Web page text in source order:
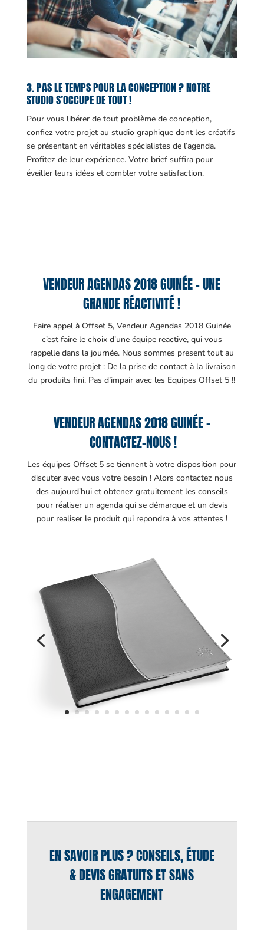
3. PAS LE TEMPS POUR LA CONCEPTION ? NOTRE
STUDIO S’OCCUPE DE TOUT !
Pour vous libérer de tout problème de conception,
confiez votre projet au studio graphique dont les créatifs
se présentant en véritables spécialistes de l’agenda.
Profitez de leur expérience. Votre brief suffira pour
éveiller leurs idées et combler votre satisfaction.
VENDEUR AGENDAS 2018 GUINÉE – UNE
GRANDE RÉACTIVITÉ !
Faire appel à Offset 5, Vendeur Agendas 2018 Guinée
c’est faire le choix d’une équipe reactive, qui vous
rappelle dans la journée. Nous sommes present tout au
long de votre projet : De la prise de contact à la livraison
du produits fini. Pas d’impair avec les Equipes Offset 5 !!
VENDEUR AGENDAS 2018 GUINÉE –
CONTACTEZ-NOUS !
Les équipes Offset 5 se tiennent à votre disposition pour
discuter avec vous votre besoin ! Alors contactez nous
des aujourd’hui et obtenez gratuitement les conseils
pour réaliser un agenda qui se démarque et un devis
pour realiser le produit qui repondra à vos attentes !
EN SAVOIR PLUS ? CONSEILS, ÉTUDE
& DEVIS GRATUITS ET SANS
ENGAGEMENT